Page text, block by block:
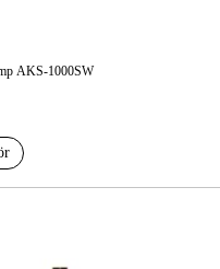
AKS-1000SW